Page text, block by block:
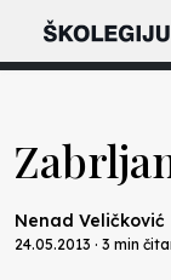
Nenad Veličković
24.05.2013 · 3 min